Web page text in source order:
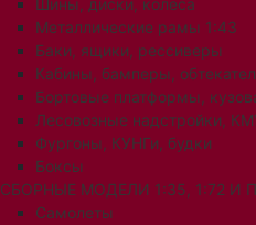
Шины, диски, колеса
Металлические рамы 1:43
Баки, ящики, рессиверы
Кабины, бамперы,
Бортовые платформы,
Лесовозные надстройки,
Фургоны, КУНГи, будки
Боксы
СБОРНЫЕ МОДЕЛИ 1:35, 1:72 И
Самолеты